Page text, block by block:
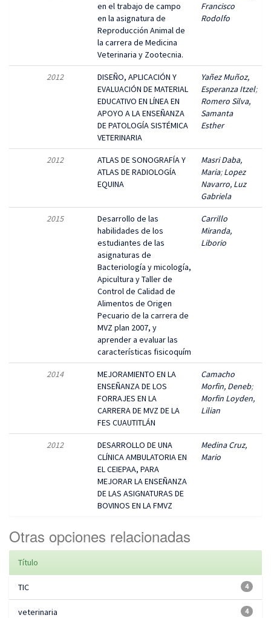
en el trabajo de campo
en la asignatura de
Reproducción Animal de
la carrera de Medicina
Veterinaria y Zootecnia.
Francisco
Rodolfo
2012
DISEÑO, APLICACIÓN Y
EVALUACIÓN DE MATERIAL
EDUCATIVO EN LÍNEA EN
APOYO A LA ENSEÑANZA
DE PATOLOGÍA SISTÉMICA
VETERINARIA
Yañez Muñoz,
Esperanza Itzel;
Romero Silva,
Samanta
Esther
2012
ATLAS DE SONOGRAFÍA Y
ATLAS DE RADIOLOGÍA
EQUINA
Masri Daba,
Maria;Lopez
Navarro, Luz
Gabriela
2015
Desarrollo de las
habilidades de los
estudiantes de las
asignaturas de
Bacteriología y micología,
Apicultura y Taller de
Control de Calidad de
Alimentos de Origen
Pecuario de la carrera de
MVZ plan 2007, y
aprender a evaluar las
características fisicoquím
Carrillo
Miranda,
Liborio
2014
MEJORAMIENTO EN LA
ENSEÑANZA DE LOS
FORRAJES EN LA
CARRERA DE MVZ DE LA
FES CUAUTITLÁN
Camacho
Morfin, Deneb;
Morfin Loyden,
Lilian
2012
DESARROLLO DE UNA
CLÍNICA AMBULATORIA EN
EL CEIEPAA, PARA
MEJORAR LA ENSEÑANZA
DE LAS ASIGNATURAS DE
BOVINOS EN LA FMVZ
Medina Cruz,
Mario
Otras opciones relacionadas
Título
4
TIC
4
veterinaria